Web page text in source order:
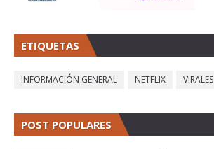
ETIQUETAS
INFORMACIÓN GENERAL NETFLIX VIRALES
POST POPULARES